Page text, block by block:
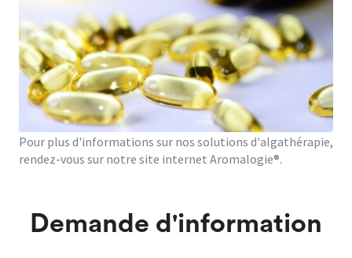
Pour plus d'informations sur nos solutions d'algathérapie,
rendez-vous sur notre site internet Aromalogie®.
Demande d'information